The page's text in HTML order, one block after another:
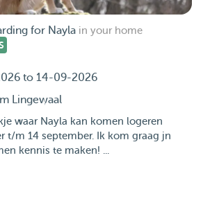
for Nayla in your home
to 14-09-2026
Lingewaal
waar Nayla kan komen logeren
t/m 14 september. Ik kom graag jn
kennis te maken! ...